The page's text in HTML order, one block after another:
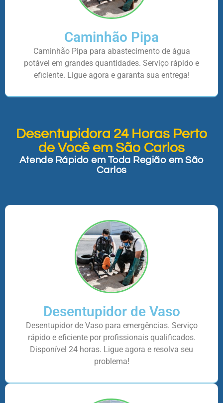
Caminhão Pipa
Caminhão Pipa para abastecimento de água
potável em grandes quantidades. Serviço rápido e
eficiente. Ligue agora e garanta sua entrega!
Desentupidora 24 Horas Perto
de Você em São Carlos
Atende Rápido em Toda Região em São
Carlos
Desentupidor de Vaso
Desentupidor de Vaso para emergências. Serviço
rápido e eficiente por profissionais qualificados.
Disponível 24 horas. Ligue agora e resolva seu
problema!